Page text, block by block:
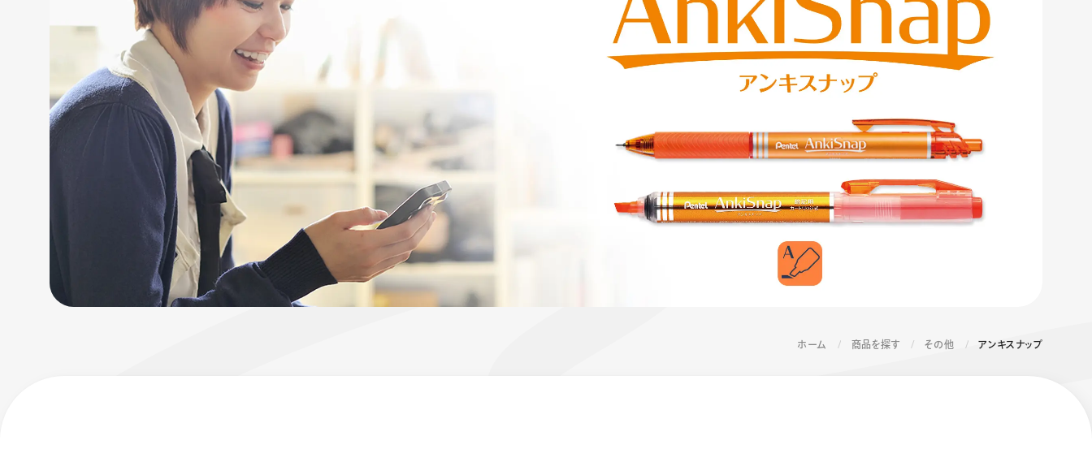
フローチューン 限定
Skyly Design
くるりら エナージェル コハレ
スマッシュ 限定 ダイヤ
モンドメタリックカラ
ホーム 商品を探す その他 アンキスナップ